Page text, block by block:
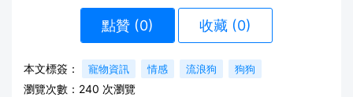
點贊 (0) 收藏 (0)
本文標簽： 寵物資訊 情感 流浪狗 狗狗
瀏覽次數： 240 次瀏覽